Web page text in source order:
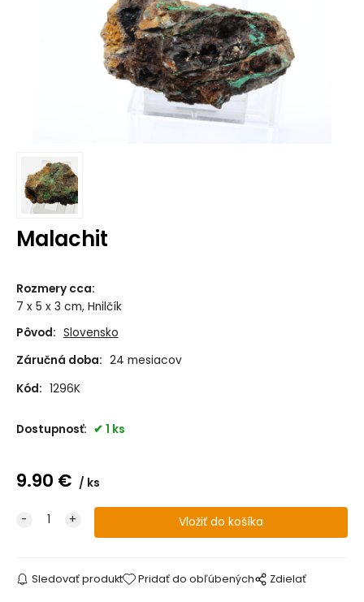
Malachit
Rozmery cca:
7 x 5 x 3 cm, Hnilčík
Pôvod: Slovensko
Záručná doba: 24 mesiacov
Kód: 1296K
Dostupnosť: 1 ks
9.90 € ks
Sledovať produkt Pridať do obľúbených Zdielať